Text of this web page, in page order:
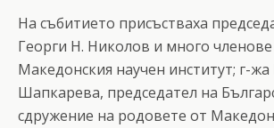
На събитието присъстваха
Георги Н. Николов и много
Македонския научен институт; г-жа
Шапкарева, председател на
сдружение на родовете от